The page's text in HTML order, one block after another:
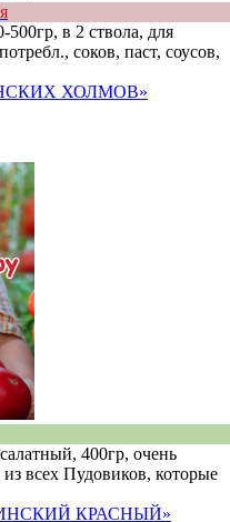
500гр, в 2 ствола, для
соков, паст, соусов,
ХОЛМОВ»
400гр, очень
всех Пудовиков, которые
КРАСНЫЙ»